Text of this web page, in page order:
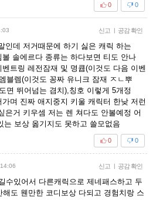
0
0
신고 | 공감 확인
인데 저거때문에 하기 싫은 캐릭 하는
솔에르다 종류는 하다보면 티도 안나
트링 레전잠재 및 명큡(이것도 다음 이벤
블렘(이것도 꽁짜 유니크 잠재 ㅈㄴ뿌
면 뛰어넘는 겸치),칭호 이렇게 5개정
며 진짜 애지중지 키울 캐릭터 한낮 저런
은거 키우셈 저는 렌 쳐다도 안볼예정 어
는 보상 옮기지도 못하고 쓸모없음
0
0
신고 | 공감 확인
수있어서 다른캐릭으로 제네패스하고 두
도 웬만한 코디보상 다되고 경험치랑 스